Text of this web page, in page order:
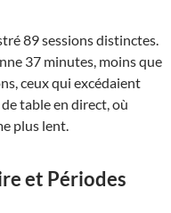
89 sessions distinctes.
37 minutes, moins que
ceux qui excédaient
table en direct, où
plus lent.
et Périodes